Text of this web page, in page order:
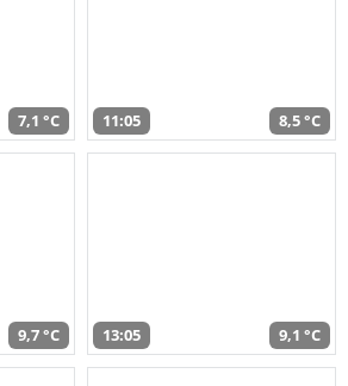
7,1 °C 11:05 8,5 °C
9,7 °C 13:05 9,1 °C